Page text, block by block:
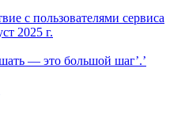
с пользователями сервиса
2025 г.
— это большой шаг’.’